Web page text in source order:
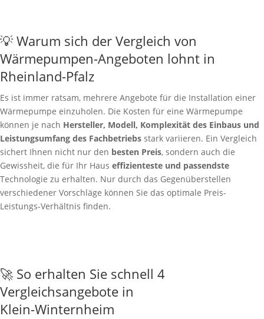
💡 Warum sich der Vergleich von
Wärmepumpen-Angeboten lohnt in
Rheinland-Pfalz
Es ist immer ratsam, mehrere Angebote für die Installation einer
Wärmepumpe einzuholen. Die Kosten für eine Wärmepumpe
können je nach Hersteller, Modell, Komplexität des Einbaus und
Leistungsumfang des Fachbetriebs stark variieren. Ein Vergleich
sichert Ihnen nicht nur den besten Preis, sondern auch die
Gewissheit, die für Ihr Haus effizienteste und passendste
Technologie zu erhalten. Nur durch das Gegenüberstellen
verschiedener Vorschläge können Sie das optimale Preis-
Leistungs-Verhältnis finden.
🚀 So erhalten Sie schnell 4
Vergleichsangebote in
Klein-Winternheim